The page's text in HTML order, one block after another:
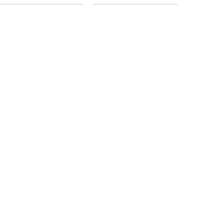
farba biela